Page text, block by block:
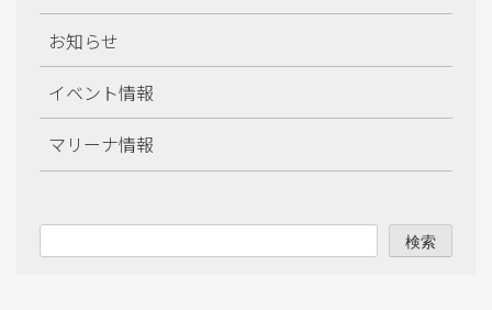
2026年1月
2025年12月
2025年11月
2025年10月
2025年9月
お知らせ
イベント情報
マリーナ情報
検索